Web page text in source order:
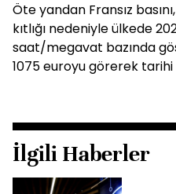
Öte yandan Fransız
kıtlığı nedeniyle ülkede
saat/megavat bazında
1075 euroyu görerek tarihi
İlgili Haberler